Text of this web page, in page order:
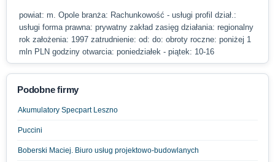
powiat: m. Opole branża: Rachunkowość - usługi profil dział.:
usługi forma prawna: prywatny zakład zasięg działania: regionalny
rok założenia: 1997 zatrudnienie: od: do: obroty roczne: poniżej 1
mln PLN godziny otwarcia: poniedziałek - piątek: 10-16
Podobne firmy
Akumulatory Specpart Leszno
Puccini
Boberski Maciej. Biuro usług projektowo-budowlanych